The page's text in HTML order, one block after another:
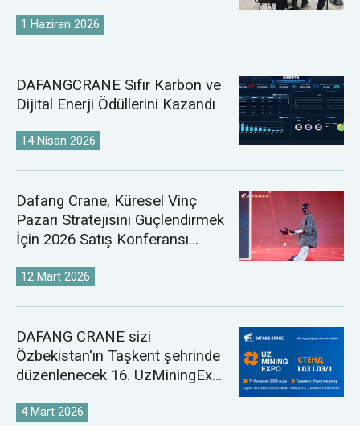
1 Haziran 2026
DAFANGCRANE Sıfır Karbon ve
Dijital Enerji Ödüllerini Kazandı
14 Nisan 2026
Dafang Crane, Küresel Vinç
Pazarı Stratejisini Güçlendirmek
İçin 2026 Satış Konferansı
12 Mart 2026
DAFANG CRANE sizi
Özbekistan'ın Taşkent şehrinde
düzenlenecek 16. UzMiningExpo
4 Mart 2026